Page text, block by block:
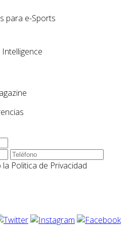
para e-Sports
la Politica de Privacidad